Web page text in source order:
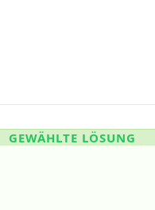
GEWÄHLTE LÖSUNG